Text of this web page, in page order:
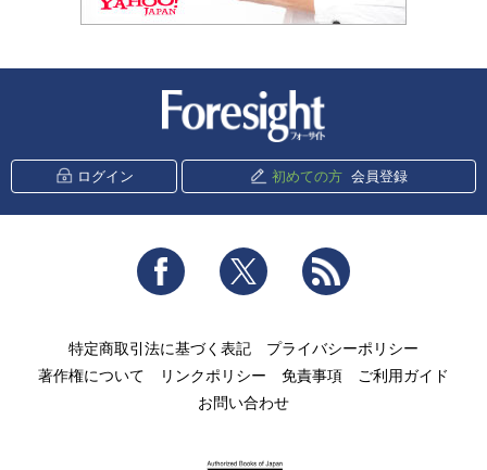
ログイン 初めての方 会員登録
Facebook Twitter
特定商取引法に基づく表記
プライバシーポリシー
著作権について
リンクポリシー 免責事項
ご利用ガイド
お問い合わせ